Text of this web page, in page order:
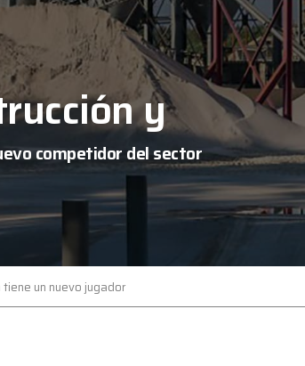
y
competidor del sector
un nuevo jugador